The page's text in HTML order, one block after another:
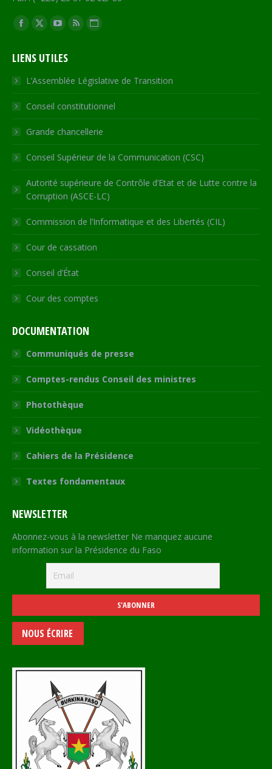
Trouvez nous sur :
Facebook
opens
in
new
window
X
opens
in
new
window
YouTube
opens
in
new
window
RSS
in
new
window
Site
opens
in
new
LIENS UTILES
L’Assemblée Législative de Transition
Conseil constitutionnel
Grande chancellerie
Conseil Supérieur de la Communication (CSC)
Autorité supérieure de Contrôle d’Etat et de Lutte contre la
Corruption (ASCE-LC)
Commission de l’Informatique et des Libertés (CIL)
Cour de cassation
Conseil d’État
Cour des comptes
DOCUMENTATION
Communiqués de presse
Comptes-rendus Conseil des ministres
Photothèque
Vidéothèque
Cahiers de la Présidence
Textes fondamentaux
NEWSLETTER
Abonnez-vous à la newsletter Ne manquez aucune
information sur la Présidence du Faso
NOUS ÉCRIRE